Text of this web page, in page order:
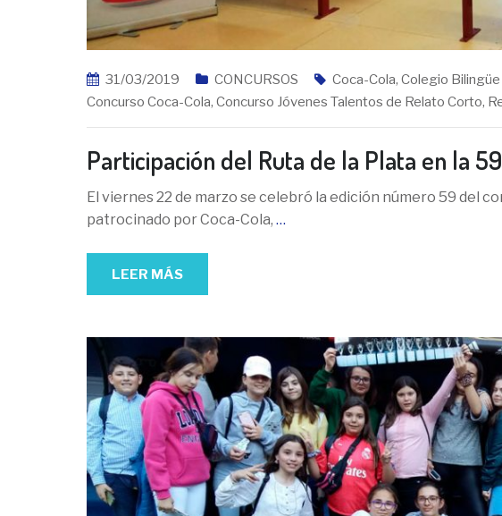
31/03/2019 CONCURSOS Coca-Cola, Colegio
Concurso Coca-Cola, Concurso Jóvenes Talentos de Relato Corto,
Participación del Ruta de la Plata en la
El viernes 22 de marzo se celebró la edición número 59 del
patrocinado por Coca-Cola, …
LEER MÁS